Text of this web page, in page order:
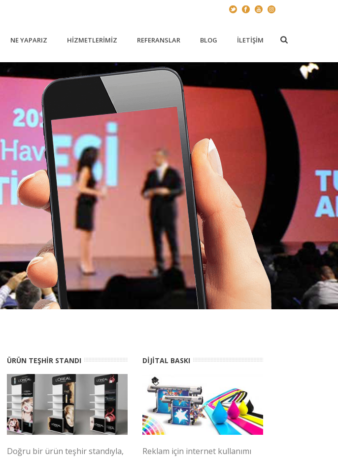
NE YAPARIZ HIZMETLERIMIZ REFERANSLAR BLOG İLETIŞIM
ÜRÜN TEŞHIR STANDI
Doğru bir ürün teşhir standıyla,
DIJITAL BASKI
Reklam için internet kullanımı